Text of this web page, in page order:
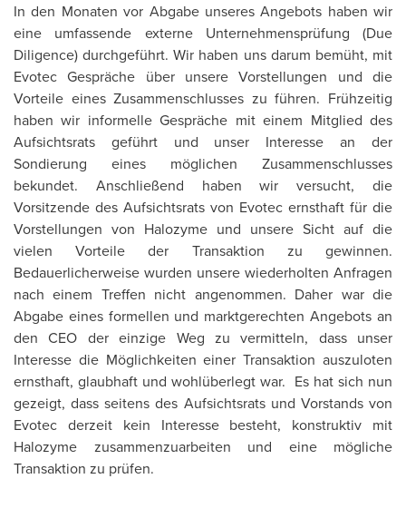
In den Monaten vor Abgabe unseres Angebots haben wir
eine umfassende externe Unternehmensprüfung (Due
Diligence) durchgeführt. Wir haben uns darum bemüht, mit
Evotec Gespräche über unsere Vorstellungen und die
Vorteile eines Zusammenschlusses zu führen. Frühzeitig
haben wir informelle Gespräche mit einem Mitglied des
Aufsichtsrats geführt und unser Interesse an der
Sondierung eines möglichen Zusammenschlusses
bekundet. Anschließend haben wir versucht, die
Vorsitzende des Aufsichtsrats von Evotec ernsthaft für die
Vorstellungen von Halozyme und unsere Sicht auf die
vielen Vorteile der Transaktion zu gewinnen.
Bedauerlicherweise wurden unsere wiederholten Anfragen
nach einem Treffen nicht angenommen. Daher war die
Abgabe eines formellen und marktgerechten Angebots an
den CEO der einzige Weg zu vermitteln, dass unser
Interesse die Möglichkeiten einer Transaktion auszuloten
ernsthaft, glaubhaft und wohlüberlegt war. Es hat sich nun
gezeigt, dass seitens des Aufsichtsrats und Vorstands von
Evotec derzeit kein Interesse besteht, konstruktiv mit
Halozyme zusammenzuarbeiten und eine mögliche
Transaktion zu prüfen.